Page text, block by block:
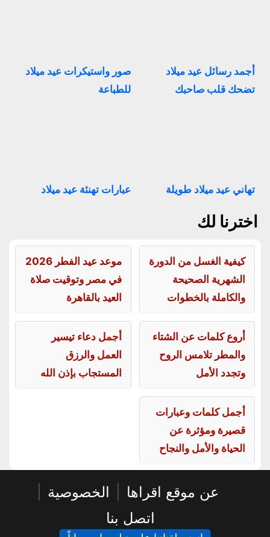
أجمد رسائل عيد ميلاد
تضحك قلب صاحبك
صور واستيكرات عيد ميلاد
للطباعة
تهاني عيد ميلاد طويلة عبارات تهنئة عيد ميلاد
اخترنا لك
كيفية الغسل من الدورة
الشهرية الصحيحة
والكاملة بالخطوات
موعد عيد الفطر 2026
في مصر وتوقيت صلاة
العيد بالقاهرة
أروع كلمات عن الشتاء
والمطر تلامس الروح
وتجدد الأمل
أجمل دعاء تيسير
العمل والرزق
المستجاب بإذن الله
أجمل كلمات وعبارات
قصيرة ومؤثرة عن
الحياة والأمل والنجاح
عن موقع اقراها الخصوصية
اتصل بنا